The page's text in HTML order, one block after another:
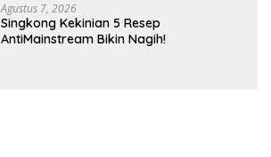
Agustus 7, 2026
Singkong Kekinian 5 Resep
AntiMainstream Bikin Nagih!